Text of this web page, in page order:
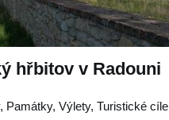
hřbitov v Radouni
Památky, Výlety, Turistické cíle